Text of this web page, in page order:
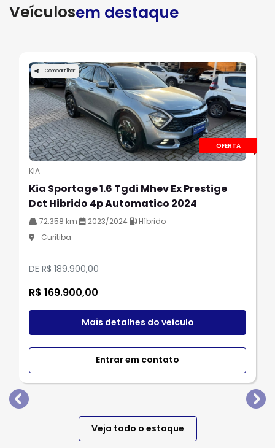
Veículosem destaque
OFERTA
Compartilhar
KIA
Kia Sportage 1.6 Tgdi Mhev Ex Prestige
Dct Hibrido 4p Automatico 2024
72.358 km 2023/2024
Híbrido
Curitiba
DE R$ 189.900,00
R$ 169.900,00
Mais detalhes do veículo
Entrar em contato
templates.template-
Veja todo o estoque